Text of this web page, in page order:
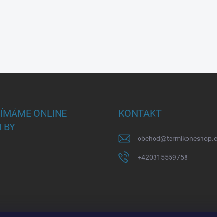
ONLINE
KONTAKT
obchod@
+420315559758